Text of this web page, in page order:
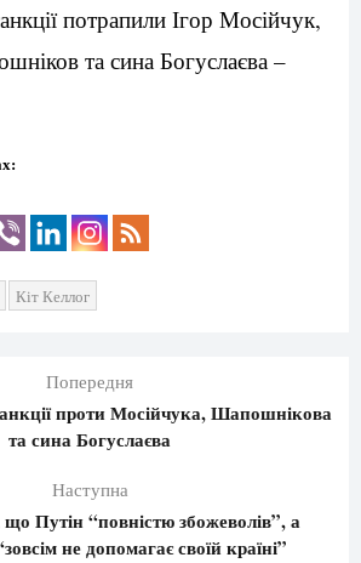
потрапили Ігор Мосійчук,
та сина Богуслаєва –
Кіт Келлог
Попередня
проти Мосійчука, Шапошнікова
та сина Богуслаєва
Наступна
Путін “повністю збожеволів”, а
не допомагає своїй країні”